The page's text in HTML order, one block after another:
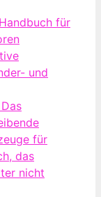
für
und
für
das
nicht